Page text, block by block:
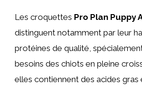
Les croquettes Pro Plan Puppy
distinguent notamment par leur
protéines de qualité,
besoins des chiots en pleine
elles contiennent des acides gras